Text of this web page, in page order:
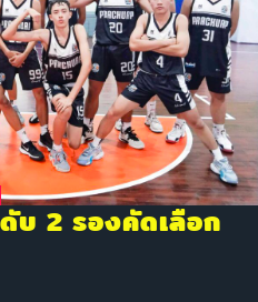
บ 2 รองคัดเลือก